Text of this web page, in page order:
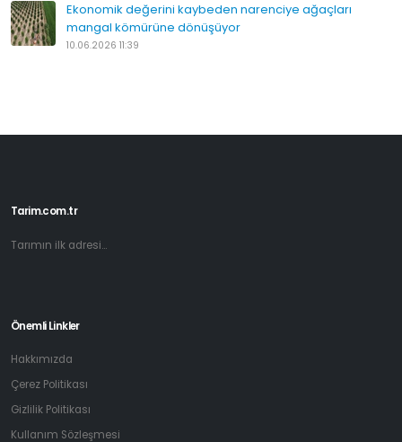
Ekonomik değerini kaybeden narenciye ağaçları
mangal kömürüne dönüşüyor
10.06.2026 11:39
Tarim.com.tr
Tarımın ilk adresi...
Önemli Linkler
Hakkımızda
Çerez Politikası
Gizlilik Politikası
Kullanım Sözleşmesi